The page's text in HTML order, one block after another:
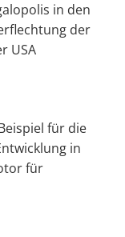
in den
der
USA
für die
in
für